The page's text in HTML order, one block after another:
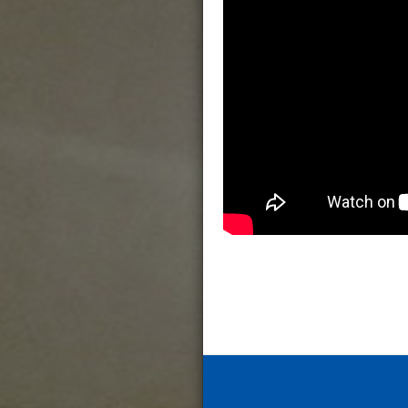
35x. LA